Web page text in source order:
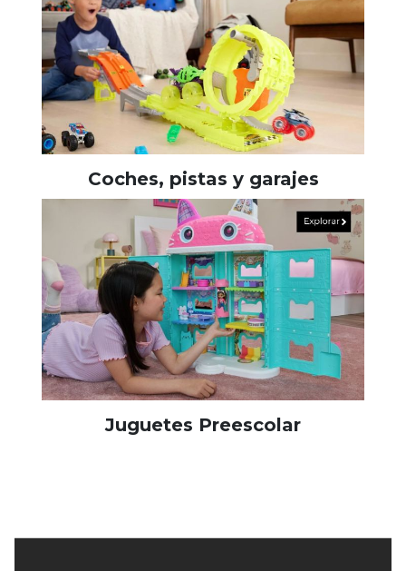
Coches, pistas y garajes
Juguetes Preescolar